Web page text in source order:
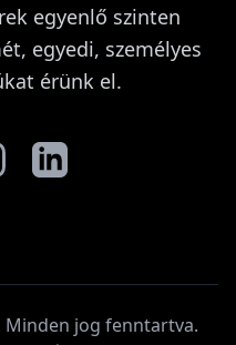
egyenlő szinten
egyedi, személyes
érünk el.
Minden jog fenntartva.